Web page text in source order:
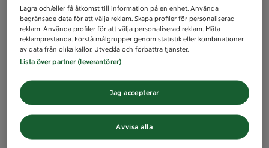
Lagra och/eller få åtkomst till information på en enhet. Använda
begränsade data för att välja reklam. Skapa profiler för personaliserad
reklam. Använda profiler för att välja personaliserad reklam. Mäta
reklamprestanda. Förstå målgrupper genom statistik eller kombinationer
av data från olika källor. Utveckla och förbättra tjänster.
Lista över partner (leverantörer)
Avvisa alla
Jag accepterar